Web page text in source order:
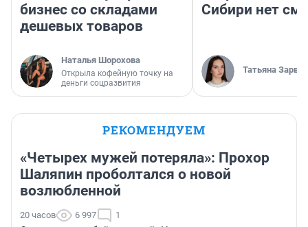
бизнес со складами
дешевых товаров
Наталья Шорохова
Открыла кофейную точку на
деньги соцразвития
Сибири нет
Татьяна Зарва
РЕКОМЕНДУЕМ
«Четырех мужей потеряла»: Прохор
Шаляпин проболтался о новой
возлюбленной
20 часов 6 997 1